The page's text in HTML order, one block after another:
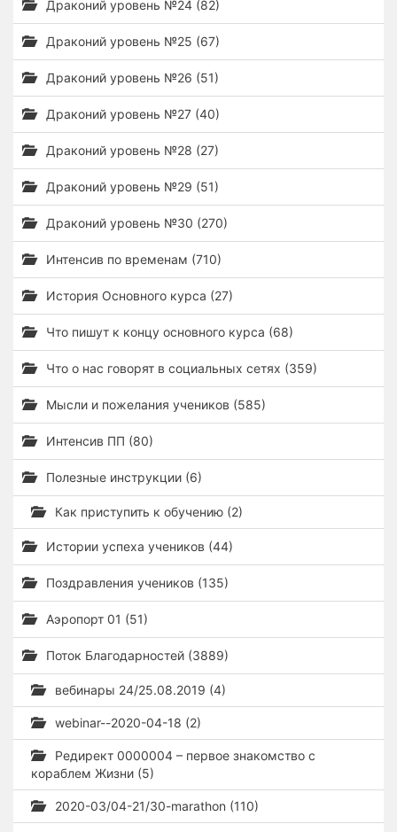
Драконий уровень №24 (82)
Драконий уровень №25 (67)
Драконий уровень №26 (51)
Драконий уровень №27 (40)
Драконий уровень №28 (27)
Драконий уровень №29 (51)
Драконий уровень №30 (270)
Интенсив по временам (710)
История Основного курса (27)
Что пишут к концу основного курса (68)
Что о нас говорят в социальных сетях (359)
Мысли и пожелания учеников (585)
Интенсив ПП (80)
Полезные инструкции (6)
Как приступить к обучению (2)
Истории успеха учеников (44)
Поздравления учеников (135)
Аэропорт 01 (51)
Поток Благодарностей (3889)
вебинары 24/25.08.2019 (4)
webinar--2020-04-18 (2)
Редирект 0000004 – первое знакомство с
кораблем Жизни (5)
2020-03/04-21/30-marathon (110)